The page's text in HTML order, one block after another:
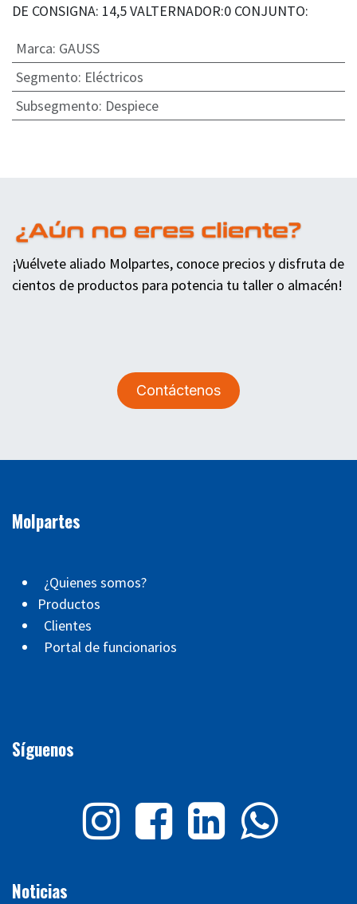
DE CONSIGNA: 14,5 VALTERNADOR:0 CONJUNTO:
Marca: GAUSS
Segmento: Eléctricos
Subsegmento: Despiece
¡Vuélvete aliado Molpartes, conoce precios y disfruta de
cientos de productos para potencia tu taller o almacén!
Contáctenos
Molpartes
¿Quienes somos?
Productos
Clientes
Portal de funcionarios
Síguenos
Noticias